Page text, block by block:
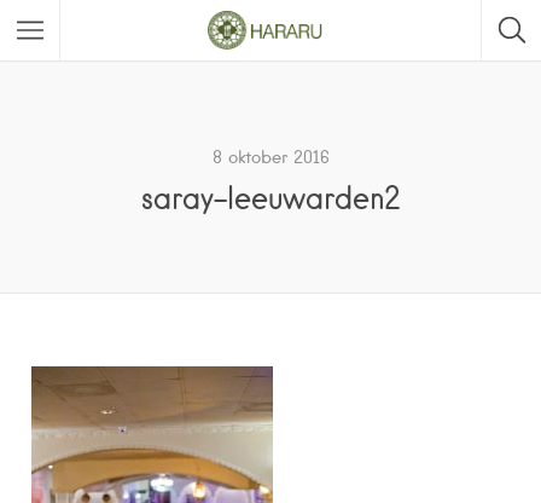
8 oktober 2016
saray-leeuwarden2